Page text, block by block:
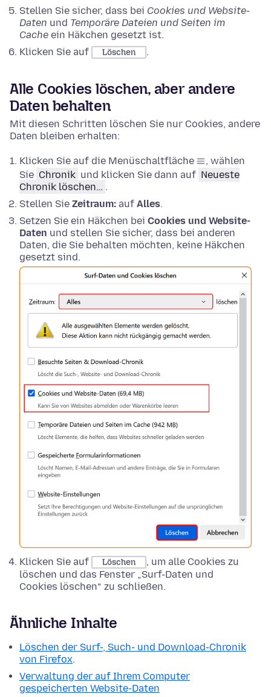
Stellen Sie sicher, dass bei Cookies und Website-
Daten und Temporäre Dateien und Seiten im
Cache ein Häkchen gesetzt ist.
Klicken Sie auf
Löschen .
Alle Cookies löschen, aber andere
Daten behalten
Mit diesen Schritten löschen Sie nur Cookies, andere
Daten bleiben erhalten:
Klicken Sie auf die Menüschaltfläche
, wählen
Sie Chronik und klicken Sie dann auf Neueste
Chronik löschen… .
Stellen Sie Zeitraum: auf Alles.
Setzen Sie ein Häkchen bei Cookies und Website-
Daten und stellen Sie sicher, dass bei anderen
Daten, die Sie behalten möchten, keine Häkchen
gesetzt sind.
Klicken Sie auf Löschen
, um alle Cookies zu
löschen und das Fenster „Surf-Daten und
Cookies löschen“ zu schließen.
Ähnliche Inhalte
Löschen der Surf-, Such- und Download-Chronik
von Firefox.
Verwaltung der auf Ihrem Computer
gespeicherten Website-Daten